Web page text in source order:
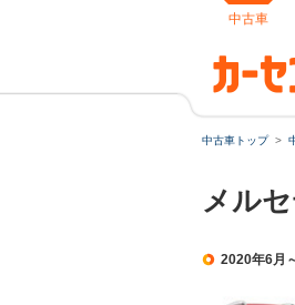
中古車
中古車トップ
メル
2020年6月